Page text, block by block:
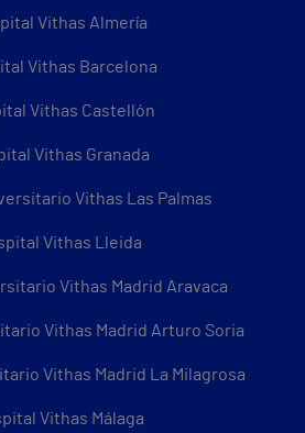
Vithas Almería
Vithas Barcelona
Vithas Castellón
Vithas Granada
Vithas Las Palmas
Vithas Lleida
Vithas Madrid Aravaca
Vithas Madrid Arturo Soria
Vithas Madrid La Milagrosa
Vithas Málaga